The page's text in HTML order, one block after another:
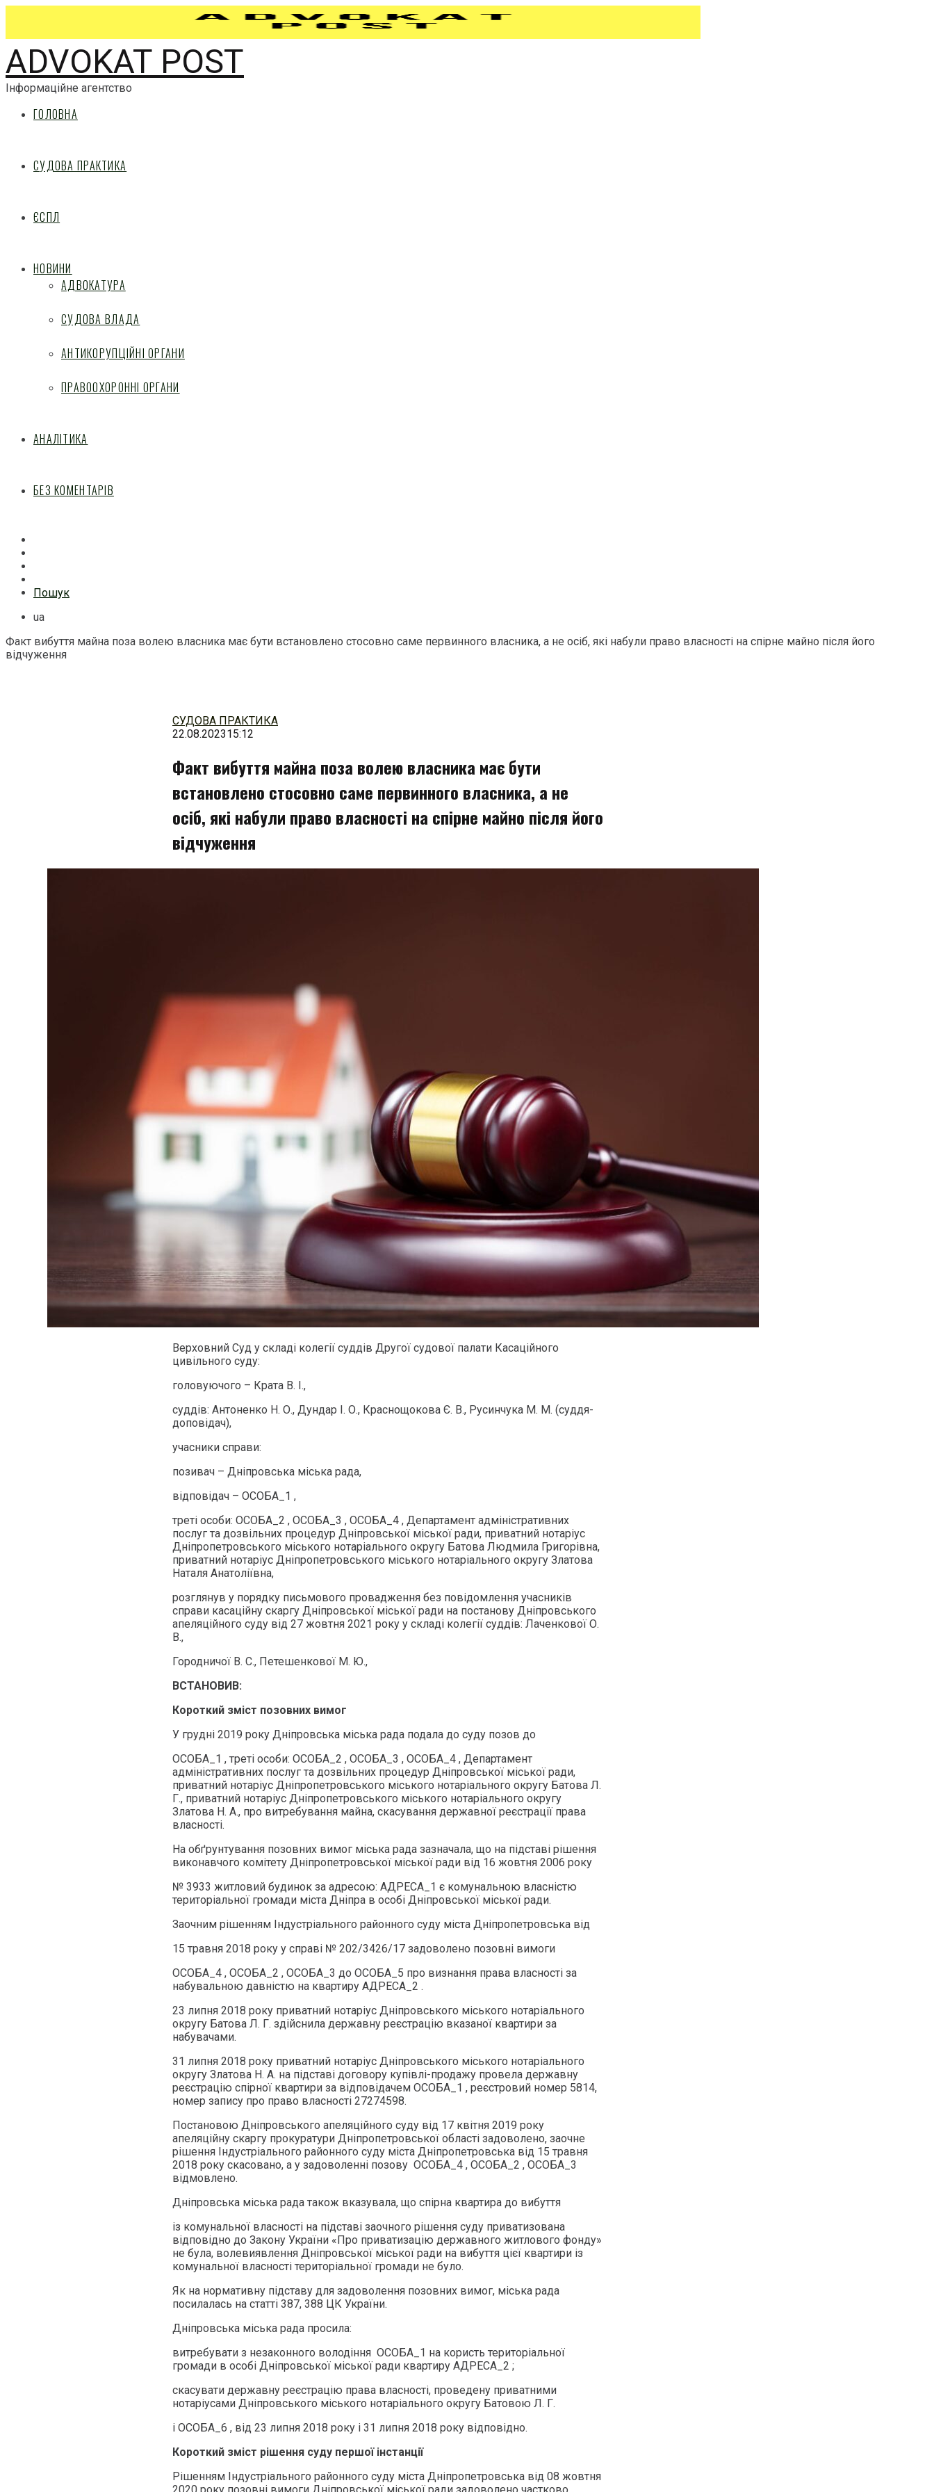
ADVOKAT POST
Інформаційне агентство
ГОЛОВНА
СУДОВА ПРАКТИКА
ЄСПЛ
НОВИНИ
АДВОКАТУРА
СУДОВА ВЛАДА
АНТИКОРУПЦІЙНІ ОРГАНИ
ПРАВООХОРОННІ ОРГАНИ
АНАЛІТИКА
БЕЗ КОМЕНТАРІВ
Пошук
ua
Факт вибуття майна поза волею власника має бути встановлено стосовно саме первинного власника, а не осіб, які набули право власності на спірне майно після його
відчуження
СУДОВА ПРАКТИКА
22.08.202315:12
Факт вибуття майна поза волею власника має бути
встановлено стосовно саме первинного власника, а не
осіб, які набули право власності на спірне майно після його
відчуження
Верховний Суд у складі колегії суддів Другої судової палати Касаційного
цивільного суду:
головуючого – Крата В. І.,
суддів: Антоненко Н. О., Дундар І. О., Краснощокова Є. В., Русинчука М. М. (суддя-
доповідач),
учасники справи:
позивач – Дніпровська міська рада,
відповідач – ОСОБА_1 ,
треті особи: ОСОБА_2 , ОСОБА_3 , ОСОБА_4 , Департамент адміністративних
послуг та дозвільних процедур Дніпровської міської ради, приватний нотаріус
Дніпропетровського міського нотаріального округу Батова Людмила Григорівна,
приватний нотаріус Дніпропетровського міського нотаріального округу Златова
Наталя Анатоліївна,
розглянув у порядку письмового провадження без повідомлення учасників
справи касаційну скаргу Дніпровської міської ради на постанову Дніпровського
апеляційного суду від 27 жовтня 2021 року у складі колегії суддів: Лаченкової О.
В.,
Городничої В. С., Петешенкової М. Ю.,
ВСТАНОВИВ:
Короткий зміст позовних вимог
У грудні 2019 року Дніпровська міська рада подала до суду позов до
ОСОБА_1 , треті особи: ОСОБА_2 , ОСОБА_3 , ОСОБА_4 , Департамент
адміністративних послуг та дозвільних процедур Дніпровської міської ради,
приватний нотаріус Дніпропетровського міського нотаріального округу Батова Л.
Г., приватний нотаріус Дніпропетровського міського нотаріального округу
Златова Н. А., про витребування майна, скасування державної реєстрації права
власності.
На обґрунтування позовних вимог міська рада зазначала, що на підставі рішення
виконавчого комітету Дніпропетровської міської ради від 16 жовтня 2006 року
№ 3933 житловий будинок за адресою: АДРЕСА_1 є комунальною власністю
територіальної громади міста Дніпра в особі Дніпровської міської ради.
Заочним рішенням Індустріального районного суду міста Дніпропетровська від
15 травня 2018 року у справі № 202/3426/17 задоволено позовні вимоги
ОСОБА_4 , ОСОБА_2 , ОСОБА_3 до ОСОБА_5 про визнання права власності за
набувальною давністю на квартиру АДРЕСА_2 .
23 липня 2018 року приватний нотаріус Дніпровського міського нотаріального
округу Батова Л. Г. здійснила державну реєстрацію вказаної квартири за
набувачами.
31 липня 2018 року приватний нотаріус Дніпровського міського нотаріального
округу Златова Н. А. на підставі договору купівлі-продажу провела державну
реєстрацію спірної квартири за відповідачем ОСОБА_1 , реєстровий номер 5814,
номер запису про право власності 27274598.
Постановою Дніпровського апеляційного суду від 17 квітня 2019 року
апеляційну скаргу прокуратури Дніпропетровської області задоволено, заочне
рішення Індустріального районного суду міста Дніпропетровська від 15 травня
2018 року скасовано, а у задоволенні позову ОСОБА_4 , ОСОБА_2 , ОСОБА_3
відмовлено.
Дніпровська міська рада також вказувала, що спірна квартира до вибуття
із комунальної власності на підставі заочного рішення суду приватизована
відповідно до Закону України «Про приватизацію державного житлового фонду»
не була, волевиявлення Дніпровської міської ради на вибуття цієї квартири із
комунальної власності територіальної громади не було.
Як на нормативну підставу для задоволення позовних вимог, міська рада
посилалась на статті 387, 388 ЦК України.
Дніпровська міська рада просила:
витребувати з незаконного володіння ОСОБА_1 на користь територіальної
громади в особі Дніпровської міської ради квартиру АДРЕСА_2 ;
скасувати державну реєстрацію права власності, проведену приватними
нотаріусами Дніпровського міського нотаріального округу Батовою Л. Г.
і ОСОБА_6 , від 23 липня 2018 року і 31 липня 2018 року відповідно.
Короткий зміст рішення суду першої інстанції
Рішенням Індустріального районного суду міста Дніпропетровська від 08 жовтня